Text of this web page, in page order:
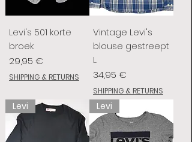
Levi's 501 korte
broek
Prix
29,95 €
SHIPPING & RETURNS
Vintage Levi's
blouse gestreept
L
Prix
34,95 €
SHIPPING & RETURNS
Levi Levi